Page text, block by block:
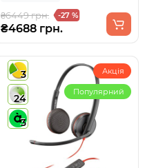
₴6449 грн. -27 %
₴4688 грн.
3
24
3
Акція
Популярний